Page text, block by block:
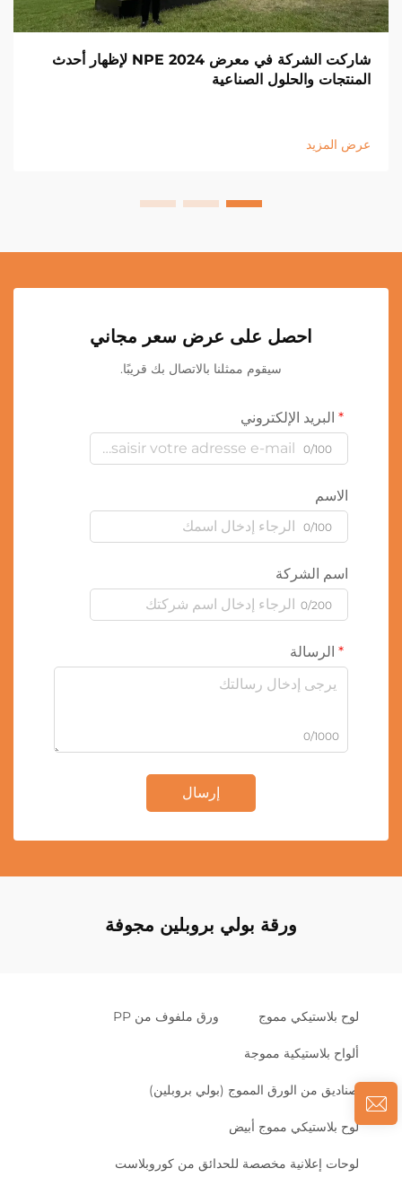
شاركت الشركة في معرض NPE 2024 لإظهار أحدث
المنتجات والحلول الصناعية
عرض المزيد
احصل على عرض سعر مجاني
سيقوم ممثلنا بالاتصال بك قريبًا.
البريد الإلكتروني
0/100
الاسم
0/100
اسم الشركة
0/200
الرسالة
0/1000
إرسال
ورقة بولي بروبلين مجوفة
لوح بلاستيكي مموج ورق ملفوف من PP
ألواح بلاستيكية مموجة
صناديق من الورق المموج (بولي بروبلين)
لوح بلاستيكي مموج أبيض
لوحات إعلانية مخصصة للحدائق من كوروبلاست